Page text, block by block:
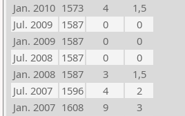
Jan. 2010 1573 4
1,5
Jul. 2009
1587 0
0
Jan. 2009 1587 0
0
Jul. 2008
1587 0
0
Jan. 2008 1587 3
1,5
Jul. 2007
1596 4
2
Jan. 2007 1608 9
3